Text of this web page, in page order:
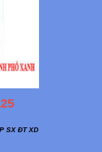
SX ĐT XD